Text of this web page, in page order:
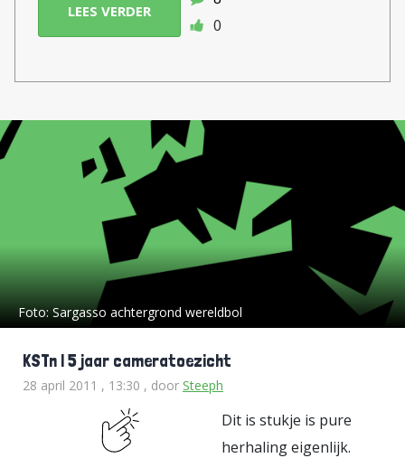
LEES VERDER
0
Foto: Sargasso achtergrond wereldbol
KSTn | 5 jaar cameratoezicht
28 april 2011 , 13:30 , door Steeph
Dit is stukje is pure
herhaling eigenlijk.